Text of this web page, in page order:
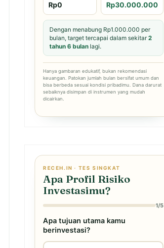
Rp0 Rp30.000.000
Dengan menabung Rp1.000.000 per
bulan, target tercapai dalam sekitar2
tahun 6 bulan lagi.
Hanya gambaran edukatif, bukan rekomendasi
keuangan. Patokan jumlah bulan bersifat umum dan
bisa berbeda sesuai kondisi pribadimu. Dana darurat
sebaiknya disimpan di instrumen yang mudah
dicairkan.
RECEH.IN · TES SINGKAT
Apa Profil Risiko
Investasimu?
1/5
Apa tujuan utama kamu
berinvestasi?